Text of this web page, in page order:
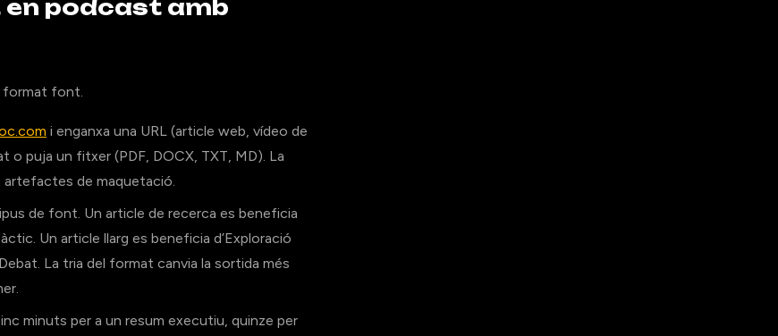
podcast amb
format font.
i enganxa una URL (article web, vídeo de
o puja un fitxer (PDF, DOCX, TXT, MD). La
de maquetació.
de font. Un article de recerca es beneficia
Un article llarg es beneficia d’Exploració
La tria del format canvia la sortida més
minuts per a un resum executiu, quinze per